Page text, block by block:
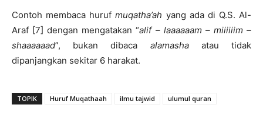
Contoh membaca hurufmuqatha’ah yang ada di Q.S. Al-
Araf [7] dengan mengatakan “alif – laaaaaam – miiiiiim –
shaaaaaad”, bukan dibaca alamashaatau tidak
dipanjangkan sekitar 6 harakat.
TOPIK Huruf Muqathaah ilmu tajwid ulumul quran